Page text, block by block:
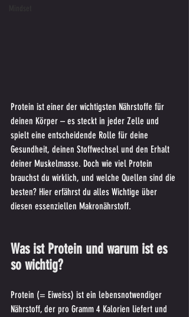
Protein ist einer der wichtigsten Nährstoffe für
deinen Körper – es steckt in jeder Zelle und
spielt eine entscheidende Rolle für deine
Gesundheit, deinen Stoffwechsel und den Erhalt
deiner Muskelmasse. Doch wie viel Protein
brauchst du wirklich, und welche Quellen sind die
besten? Hier erfährst du alles Wichtige über
diesen essenziellen Makronährstoff.
Was ist Protein und warum ist es
so wichtig?
Protein (= Eiweiss) ist ein lebensnotwendiger
Nährstoff, der pro Gramm 4 Kalorien liefert und